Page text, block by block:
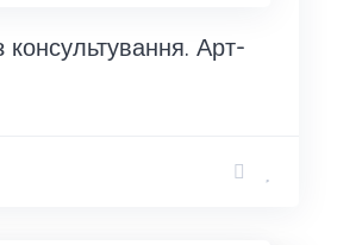
консультування. Арт-